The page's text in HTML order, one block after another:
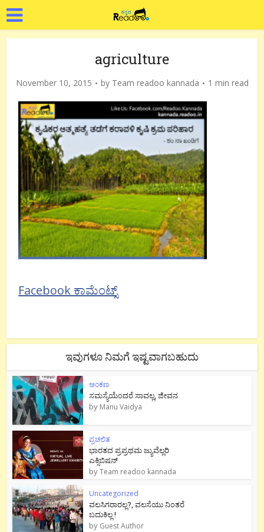
agriculture
November 10, 2015 by Team readoo kannada 1 min read
Facebook ಕಾಮೆಂಟ್ಸ್
ಇವುಗಳೂ ನಿಮಗೆ ಇಷ್ಟವಾಗಬಹುದು
ಅಂಕಣ
ಸಮಸ್ಯೆಯೆಂದರೆ ಸಾವಲ್ಲ, ಜೀವನ
by Manu Vaidya
ಪ್ರಚಲಿತ
ಭಾರತದ ಪ್ರಪ್ರಥಮ ಜ್ಯುವೆಲ್ಲರಿ
ಎಕ್ಸಿಬಿಷನ್
byTeam readoo kannada
Uncategorized
ವಲಸಿಗರಾರಲ್ಲ?, ವಲಸೆಯು ನಿಂತರೆ
ಬದುಕಿಲ್ಲ !
by Guest Author